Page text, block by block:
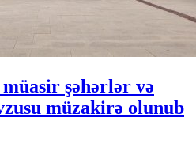
müasir şəhərlər və
müzakirə olunub